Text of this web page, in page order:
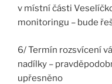
v místní části
monitoringu – bude
6/ Termín rozsvícení
nadílky –
upřesněno